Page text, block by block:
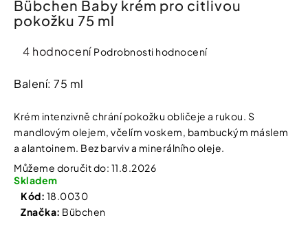
Kosmetika
Kosmetické
Zdravotnické
prostředky
Péče
o
děti
Průměrné
produktu
4,0
z
5
4 hodnocení Podrobnosti hodnocení
Bübchen Baby krém pro citlivou
pokožku 75 ml
Balení: 75 ml
Krém intenzivně chrání pokožku obličeje a rukou. S
mandlovým olejem, včelím voskem, bambuckým máslem
a alantoinem. Bez barviv a minerálního oleje.
Můžeme doručit do: 11.8.2026
Skladem
Kód: 18.0030
Značka: Bübchen
í
t
D
o
p
o